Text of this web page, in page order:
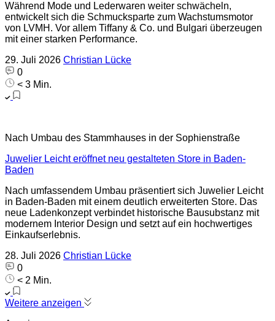
Während Mode und Lederwaren weiter schwächeln,
entwickelt sich die Schmucksparte zum Wachstumsmotor
von LVMH. Vor allem Tiffany & Co. und Bulgari überzeugen
mit einer starken Performance.
29. Juli 2026 Christian Lücke
0
< 3 Min.
Nach Umbau des Stammhauses in der Sophienstraße
Juwelier Leicht eröffnet neu gestalteten Store in Baden-
Baden
Nach umfassendem Umbau präsentiert sich Juwelier Leicht
in Baden-Baden mit einem deutlich erweiterten Store. Das
neue Ladenkonzept verbindet historische Bausubstanz mit
modernem Interior Design und setzt auf ein hochwertiges
Einkaufserlebnis.
28. Juli 2026 Christian Lücke
0
< 2 Min.
Weitere anzeigen